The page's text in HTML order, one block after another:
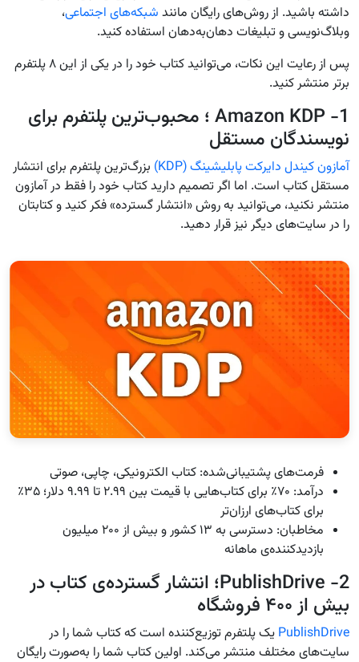
داشته باشید. از روش‌های رایگان مانند شبکه‌های اجتماعی،
وبلاگ‌نویسی و تبلیغات دهان‌به‌دهان استفاده کنید.
پس از رعایت این نکات، می‌توانید کتاب خود را در یکی از این ۸ پلتفرم
برتر منتشر کنید.
1- Amazon KDP ؛ محبوب‌ترین پلتفرم برای
نویسندگان مستقل
آمازون کیندل دایرکت پابلیشینگ (KDP)
بزرگ‌ترین پلتفرم برای انتشار
مستقل کتاب است. اما اگر تصمیم دارید کتاب خود را فقط در آمازون
منتشر نکنید، می‌توانید به روش «انتشار گسترده» فکر کنید و کتابتان
را در سایت‌های دیگر نیز قرار دهید.
فرمت‌های پشتیبانی‌شده: کتاب الکترونیکی، چاپی، صوتی
درآمد: ۷۰٪ برای کتاب‌هایی با قیمت بین ۲.۹۹ تا ۹.۹۹ دلار؛ ۳۵٪
برای کتاب‌های ارزان‌تر
مخاطبان: دسترسی به ۱۳ کشور و بیش از ۲۰۰ میلیون
بازدیدکننده‌ی ماهانه
2- PublishDrive؛ انتشار گسترده‌ی کتاب در
بیش از ۴۰۰ فروشگاه
PublishDrive یک پلتفرم توزیع‌کننده است که کتاب شما را در
سایت‌های مختلف منتشر می‌کند. اولین کتاب شما را به‌صورت رایگان